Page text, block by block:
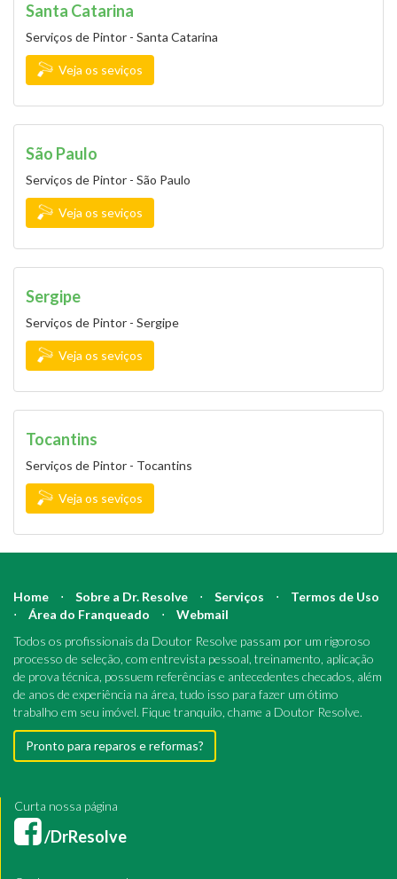
Santa Catarina
Serviços de Pintor - Santa Catarina
Veja os seviços
São Paulo
Serviços de Pintor - São Paulo
Veja os seviços
Sergipe
Serviços de Pintor - Sergipe
Veja os seviços
Tocantins
Serviços de Pintor - Tocantins
Veja os seviços
Home ⋅ Sobre a Dr. Resolve ⋅ Serviços ⋅
Termos de Uso
⋅
Área do Franqueado ⋅
Webmail
Todos os profissionais da Doutor Resolve passam por um rigoroso
processo de seleção, com entrevista pessoal, treinamento, aplicação
de prova técnica, possuem referências e antecedentes checados, além
de anos de experiência na área, tudo isso para fazer um ótimo
trabalho em seu imóvel. Fique tranquilo, chame a Doutor Resolve.
Pronto para reparos e reformas?
Curta nossa página
/DrResolve